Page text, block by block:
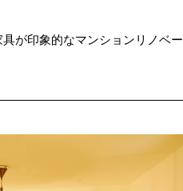
が印象的なマンションリノベー